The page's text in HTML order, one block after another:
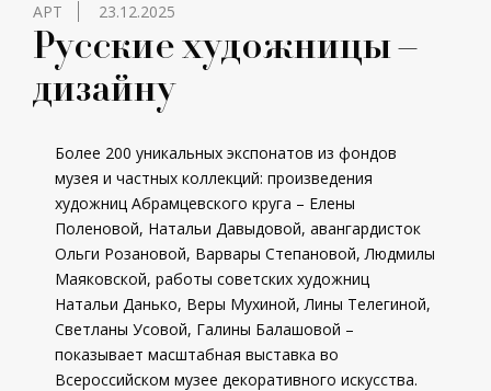
АРТ 23.12.2025
Русские художницы –
дизайну
Более 200 уникальных экспонатов из фондов
музея и частных коллекций: произведения
художниц Абрамцевского круга – Елены
Поленовой, Натальи Давыдовой, авангардисток
Ольги Розановой, Варвары Степановой, Людмилы
Маяковской, работы советских художниц
Натальи Данько, Веры Мухиной, Лины Телегиной,
Светланы Усовой, Галины Балашовой –
показывает масштабная выставка во
Всероссийском музее декоративного искусства.